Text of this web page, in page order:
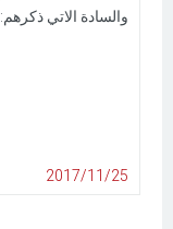
والسادة الاتي ذكرهم:
2017/11/25